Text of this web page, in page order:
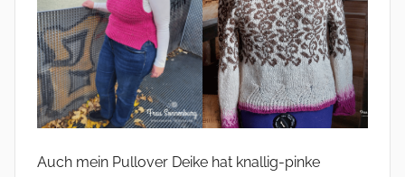
Auch mein Pullover Deike hat knallig-pinke